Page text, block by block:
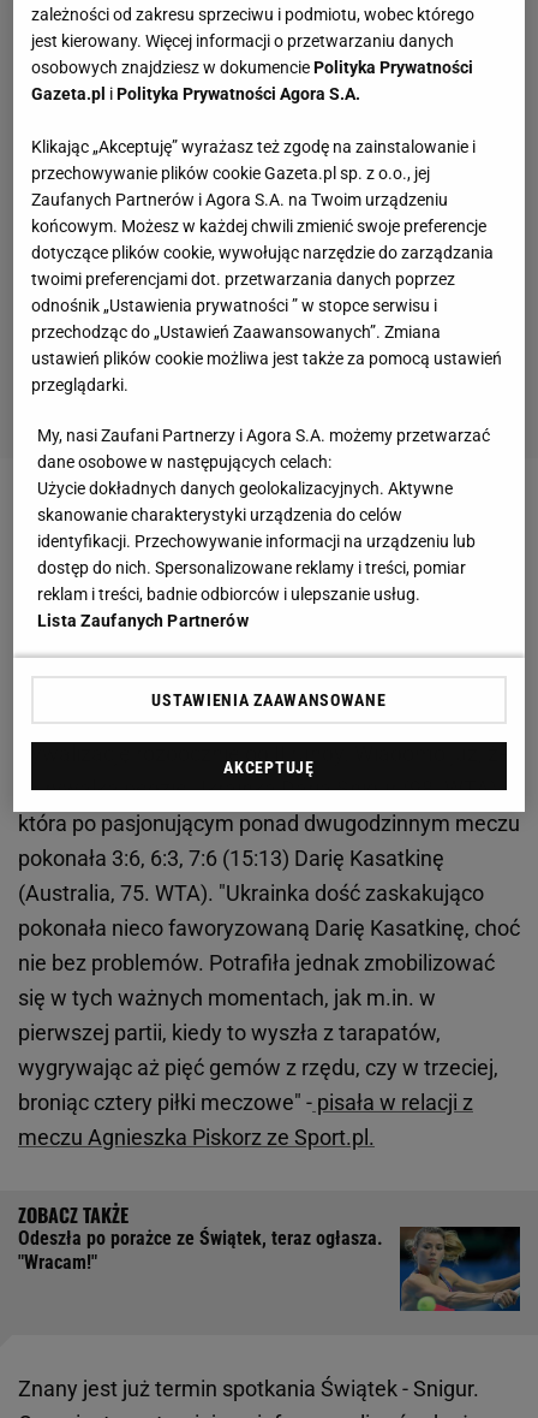
Zobacz wideoDaria Abramowicz może zostać z Igą
Świątek do końca! "Bardzo jej ufa"
Wiadomo, kiedy swój pierwszy mecz w Madrycie
zagra Iga Świątek
Iga Świątek w I rundzie w Madrycie miała wolny los.
jej rywalką będzie Ukrainka Daria Snigur (98. WTA),
która po pasjonującym ponad dwugodzinnym meczu
pokonała 3:6, 6:3, 7:6 (15:13) Darię Kasatkinę
(Australia, 75. WTA). "Ukrainka dość zaskakująco
pokonała nieco faworyzowaną Darię Kasatkinę, choć
nie bez problemów. Potrafiła jednak zmobilizować
się w tych ważnych momentach, jak m.in. w
pierwszej partii, kiedy to wyszła z tarapatów,
wygrywając aż pięć gemów z rzędu, czy w trzeciej,
broniąc cztery piłki meczowe" - pisała w relacji z
meczu Agnieszka Piskorz ze Sport.pl.
Odeszła po porażce ze Świątek, teraz ogłasza.
"Wracam!"
Znany jest już termin spotkania Świątek - Snigur.
zależności od zakresu sprzeciwu i podmiotu, wobec którego
jest kierowany. Więcej informacji o przetwarzaniu danych
osobowych znajdziesz w dokumenciePolityka Prywatności
Gazeta.pl iPolityka Prywatności Agora S.A.
Klikając „Akceptuję” wyrażasz też zgodę na zainstalowanie i
przechowywanie plików cookie Gazeta.pl sp. z o.o., jej
Zaufanych Partnerów i Agora S.A. na Twoim urządzeniu
końcowym. Możesz w każdej chwili zmienić swoje preferencje
dotyczące plików cookie, wywołując narzędzie do zarządzania
twoimi preferencjami dot. przetwarzania danych poprzez
odnośnik „Ustawienia prywatności ” w stopce serwisu i
przechodząc do „Ustawień Zaawansowanych”. Zmiana
ustawień plików cookie możliwa jest także za pomocą ustawień
przeglądarki.
My, nasi Zaufani Partnerzy i Agora S.A. możemy przetwarzać
dane osobowe w następujących celach:
Użycie dokładnych danych geolokalizacyjnych. Aktywne
skanowanie charakterystyki urządzenia do celów
identyfikacji. Przechowywanie informacji na urządzeniu lub
dostęp do nich. Spersonalizowane reklamy i treści, pomiar
reklam i treści, badnie odbiorców i ulepszanie usług.
Lista Zaufanych Partnerów
USTAWIENIA ZAAWANSOWANE
AKCEPTUJĘ